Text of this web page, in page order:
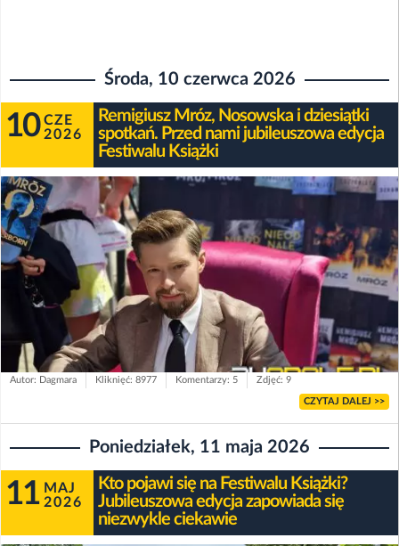
Środa, 10 czerwca 2026
10 CZE
2026
Remigiusz Mróz, Nosowska i dziesiątki
spotkań. Przed nami jubileuszowa edycja
Festiwalu Książki
Autor: Dagmara Kliknięć: 8977 Komentarzy: 5 Zdjęć: 9
CZYTAJ DALEJ >>
Poniedziałek, 11 maja 2026
11 MAJ
2026
Kto pojawi się na Festiwalu Książki?
Jubileuszowa edycja zapowiada się
niezwykle ciekawie